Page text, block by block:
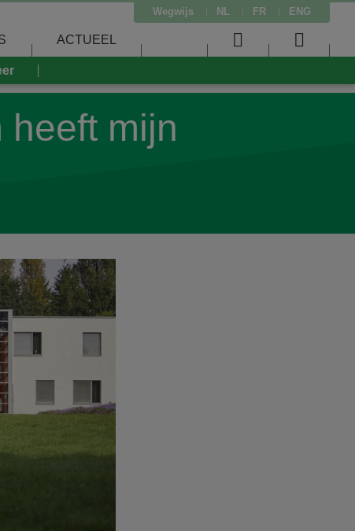
Wegwijs NL FR ENG
ACTUEEL
User
menu
menu
heeft mijn